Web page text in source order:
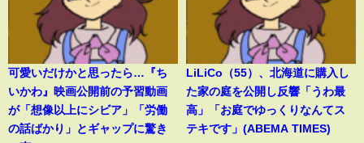
可愛いだけかと思ったら…『ち
いかわ』映画公開前の予習動画
が「想像以上にシビア」「労働
の話ばかり」とギャップに驚き
LiLiCo（55）、北海道に購入し
た家の庭を公開し反響「うわ最
高」「お庭でゆっくりなんてス
テキです」(ABEMA TIMES)